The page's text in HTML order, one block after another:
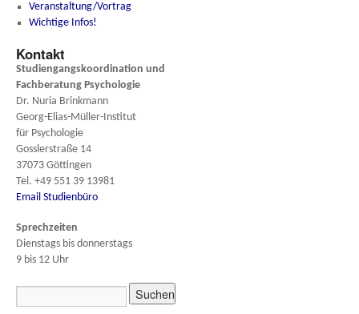
Veranstaltung/Vortrag
Wichtige Infos!
Kontakt
Studiengangskoordination und
Fachberatung Psychologie
Dr. Nuria Brinkmann
Georg-Elias-Müller-Institut
für Psychologie
Gosslerstraße 14
37073 Göttingen
Tel. +49 551 39 13981
Email Studienbüro
Sprechzeiten
Dienstags bis donnerstags
9 bis 12 Uhr